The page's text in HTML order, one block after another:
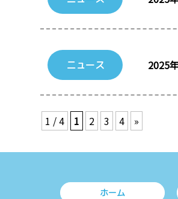
ニュース 2025
1 / 4 1 2 3 4 »
ホーム